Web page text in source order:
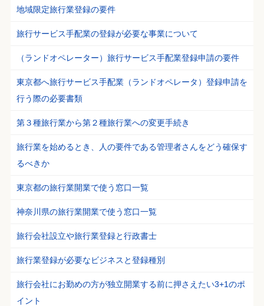
地域限定旅行業登録の要件
旅行サービス手配業の登録が必要な事業について
（ランドオペレーター）旅行サービス手配業登録申請の要件
東京都へ旅行サービス手配業（ランドオペレータ）登録申請を
行う際の必要書類
第３種旅行業から第２種旅行業への変更手続き
旅行業を始めるとき、人の要件である管理者さんをどう確保す
るべきか
東京都の旅行業開業で使う窓口一覧
神奈川県の旅行業開業で使う窓口一覧
旅行会社設立や旅行業登録と行政書士
旅行業登録が必要なビジネスと登録種別
旅行会社にお勤めの方が独立開業する前に押さえたい3+1のポ
イント